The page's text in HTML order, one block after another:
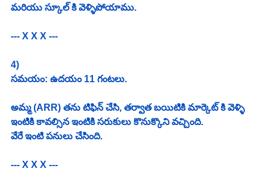
మరియు స్కూల్ కి వెళ్ళిపోయాము.
--- X X X ---
4)
సమయం: ఉదయం 11 గంటలు.
అమ్మ (ARR) తను టిఫిన్ చేసి, తర్వాత బయిటికి మార్కెట్ కి వెళ్ళి
ఇంటికి కావల్సిన ఇంటికి సరుకులు కొనుక్కొని వచ్చింది.
వేరే ఇంటి పనులు చేసింది.
--- X X X ---